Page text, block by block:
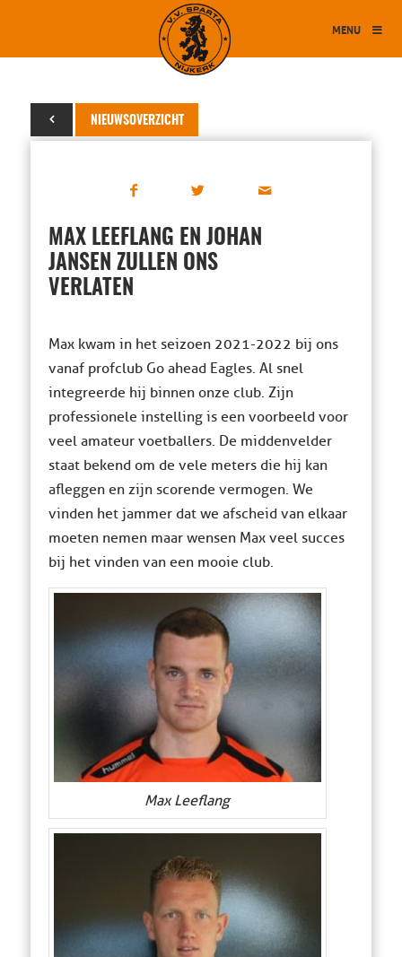
MENU
NIEUWSOVERZICHT
15 april 2023
MAX LEEFLANG EN JOHAN
JANSEN ZULLEN ONS
VERLATEN
Max kwam in het seizoen 2021-2022 bij ons
vanaf profclub Go ahead Eagles. Al snel
integreerde hij binnen onze club. Zijn
professionele instelling is een voorbeeld voor
veel amateur voetballers. De middenvelder
staat bekend om de vele meters die hij kan
afleggen en zijn scorende vermogen. We
vinden het jammer dat we afscheid van elkaar
moeten nemen maar wensen Max veel succes
bij het vinden van een mooie club.
Max Leeflang